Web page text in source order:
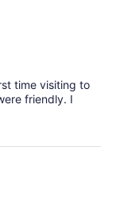
time visiting to
friendly. I